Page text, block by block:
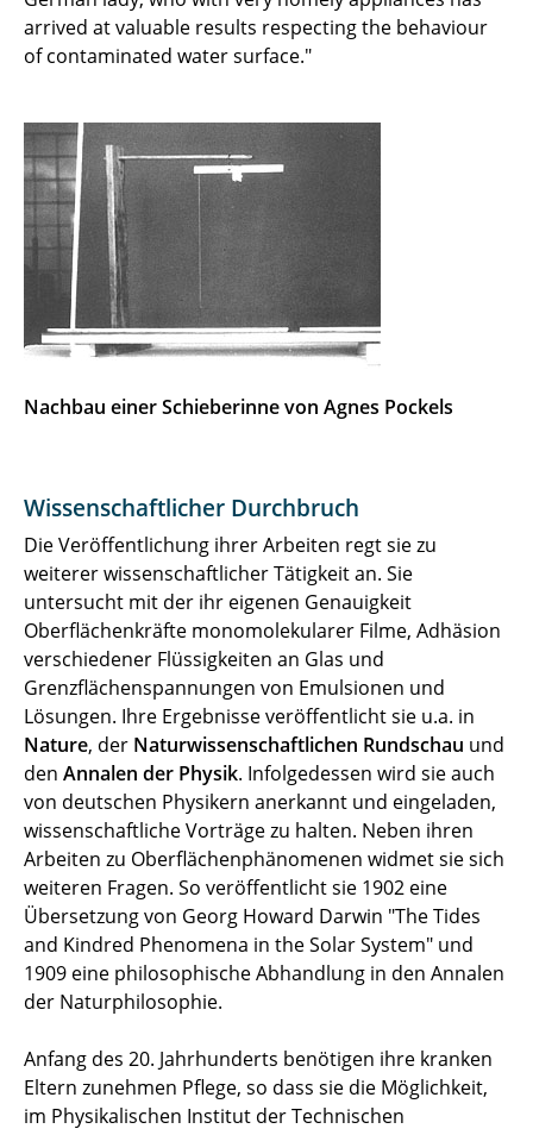
arrived at valuable results respecting the behaviour
of contaminated water surface."
Nachbau einer Schieberinne von Agnes Pockels
Wissenschaftlicher Durchbruch
Die Veröffentlichung ihrer Arbeiten regt sie zu
weiterer wissenschaftlicher Tätigkeit an. Sie
untersucht mit der ihr eigenen Genauigkeit
Oberflächenkräfte monomolekularer Filme, Adhäsion
verschiedener Flüssigkeiten an Glas und
Grenzflächenspannungen von Emulsionen und
Lösungen. Ihre Ergebnisse veröffentlicht sie u.a. in
Nature, der Naturwissenschaftlichen Rundschau und
den Annalen der Physik. Infolgedessen wird sie auch
von deutschen Physikern anerkannt und eingeladen,
wissenschaftliche Vorträge zu halten. Neben ihren
Arbeiten zu Oberflächenphänomenen widmet sie sich
weiteren Fragen. So veröffentlicht sie 1902 eine
Übersetzung von Georg Howard Darwin "The Tides
and Kindred Phenomena in the Solar System" und
1909 eine philosophische Abhandlung in den Annalen
der Naturphilosophie.
Anfang des 20. Jahrhunderts benötigen ihre kranken
Eltern zunehmen Pflege, so dass sie die Möglichkeit,
im Physikalischen Institut der Technischen